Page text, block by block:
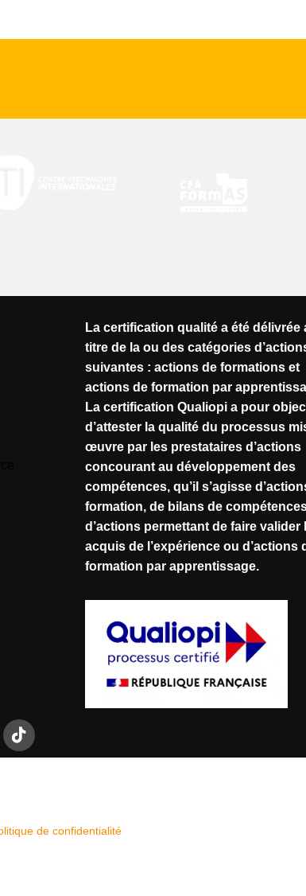
La certification qualité a été délivrée
titre de la ou des catégories
suivantes : actions de formations et
actions de formation par
La certification Qualiopi a pour
d’attester la qualité du processus
œuvre par les prestataires d’actions
concourant au développement des
compétences, qu’il s’agisse
formation, de bilans de
d’actions permettant de faire valider
acquis de l’expérience ou d’actions
formation par apprentissage.
de confidentialité